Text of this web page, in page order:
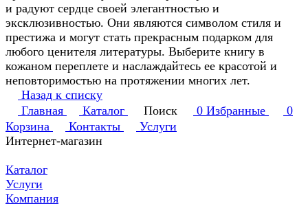
и радуют сердце своей элегантностью и
эксклюзивностью. Они являются символом стиля и
престижа и могут стать прекрасным подарком для
любого ценителя литературы. Выберите книгу в
кожаном переплете и наслаждайтесь ее красотой и
неповторимостью на протяжении многих лет.
Назад к списку
Главная
Каталог Поиск 0 Избранные
0
Корзина
Контакты
Услуги
Интернет-магазин
Каталог
Услуги
Компания